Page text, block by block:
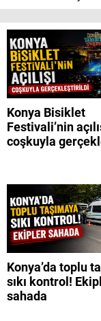
Konya Bisiklet
Festivali’nin
coşkuyla
Konya’da toplu
sıkı kontrol!
sahada